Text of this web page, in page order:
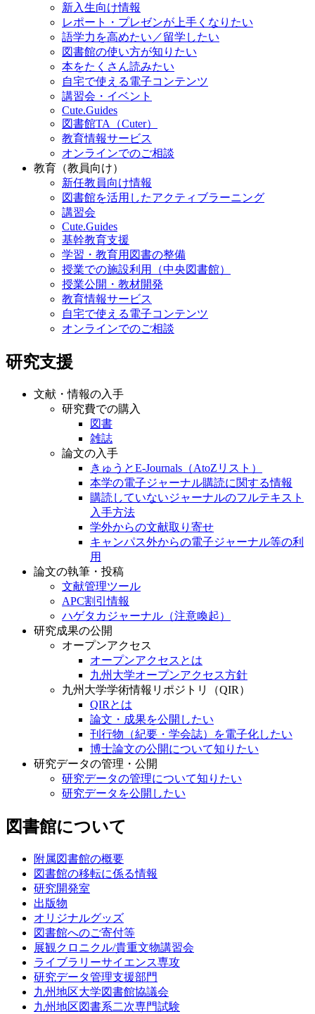
新入生向け情報
レポート・プレゼンが上手くなりたい
語学力を高めたい／留学したい
図書館の使い方が知りたい
本をたくさん読みたい
自宅で使える電子コンテンツ
講習会・イベント
Cute.Guides
図書館TA（Cuter）
教育情報サービス
オンラインでのご相談
教育（教員向け）
新任教員向け情報
図書館を活用したアクティブラーニング
講習会
Cute.Guides
基幹教育支援
学習・教育用図書の整備
授業での施設利用（中央図書館）
授業公開・教材開発
教育情報サービス
自宅で使える電子コンテンツ
オンラインでのご相談
研究支援
文献・情報の入手
研究費での購入
図書
雑誌
論文の入手
きゅうとE-Journals（AtoZリスト）
本学の電子ジャーナル購読に関する情報
購読していないジャーナルのフルテキスト
入手方法
学外からの文献取り寄せ
キャンパス外からの電子ジャーナル等の利
用
論文の執筆・投稿
文献管理ツール
APC割引情報
ハゲタカジャーナル（注意喚起）
研究成果の公開
オープンアクセス
オープンアクセスとは
九州大学オープンアクセス方針
九州大学学術情報リポジトリ（QIR）
QIRとは
論文・成果を公開したい
刊行物（紀要・学会誌）を電子化したい
博士論文の公開について知りたい
研究データの管理・公開
研究データの管理について知りたい
研究データを公開したい
図書館について
附属図書館の概要
図書館の移転に係る情報
研究開発室
出版物
オリジナルグッズ
図書館へのご寄付等
展観クロニクル/貴重文物講習会
ライブラリーサイエンス専攻
研究データ管理支援部門
九州地区大学図書館協議会
九州地区図書系二次専門試験